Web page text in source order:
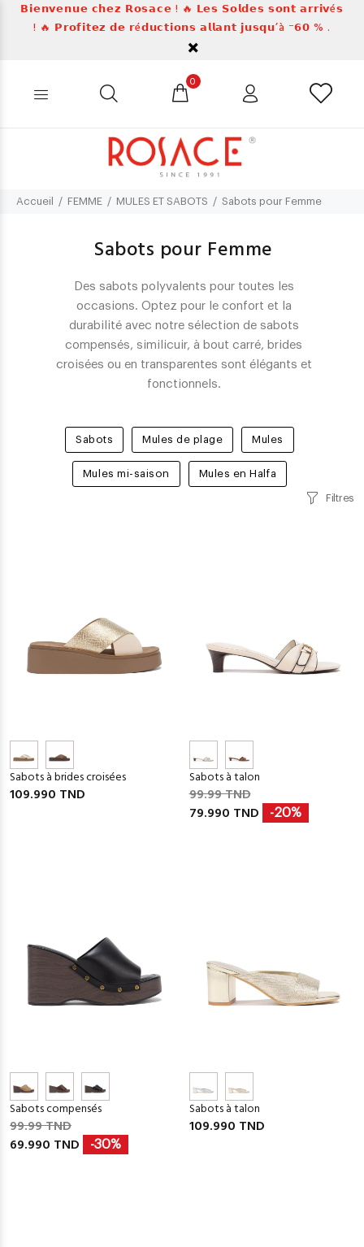
𝗕𝗶𝗲𝗻𝘃𝗲𝗻𝘂𝗲 𝗰𝗵𝗲𝘇 𝗥𝗼𝘀𝗮𝗰𝗲 ! 🔥 𝗟𝗲𝘀 𝗦𝗼𝗹𝗱𝗲𝘀 𝘀𝗼𝗻𝘁 𝗮𝗿𝗿𝗶𝘃é𝘀
! 🔥 𝗣𝗿𝗼𝗳𝗶𝘁𝗲𝘇 𝗱𝗲 𝗿é𝗱𝘂𝗰𝘁𝗶𝗼𝗻𝘀 𝗮𝗹𝗹𝗮𝗻𝘁 𝗷𝘂𝘀𝗾𝘂’à ⁻𝟲𝟬 % .
0
Accueil FEMME MULES ET SABOTS Sabots pour Femme
Sabots pour Femme
Des sabots polyvalents pour toutes les
occasions. Optez pour le confort et la
durabilité avec notre sélection de sabots
compensés, similicuir, à bout carré, brides
croisées ou en transparentes sont élégants et
fonctionnels.
Sabots Mules de plage Mules
Mules mi-saison Mules en Halfa
Filtres
Sabots à brides croisées
109.990 TND
Sabots à talon
99.99 TND
79.990 TND
-20%
Sabots compensés
99.99 TND
69.990 TND
-30%
Sabots à talon
109.990 TND